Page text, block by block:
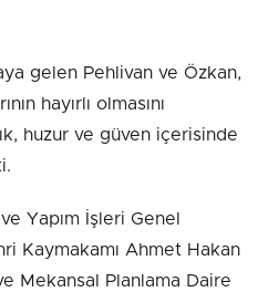
gelen Pehlivan ve Özkan,
hayırlı olmasını
huzur ve güven içerisinde
Yapım İşleri Genel
Kaymakamı Ahmet Hakan
Mekansal Planlama Daire